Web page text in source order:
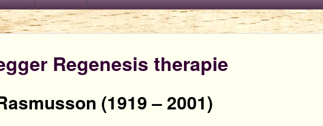
Regenesis therapie
(1919 – 2001)